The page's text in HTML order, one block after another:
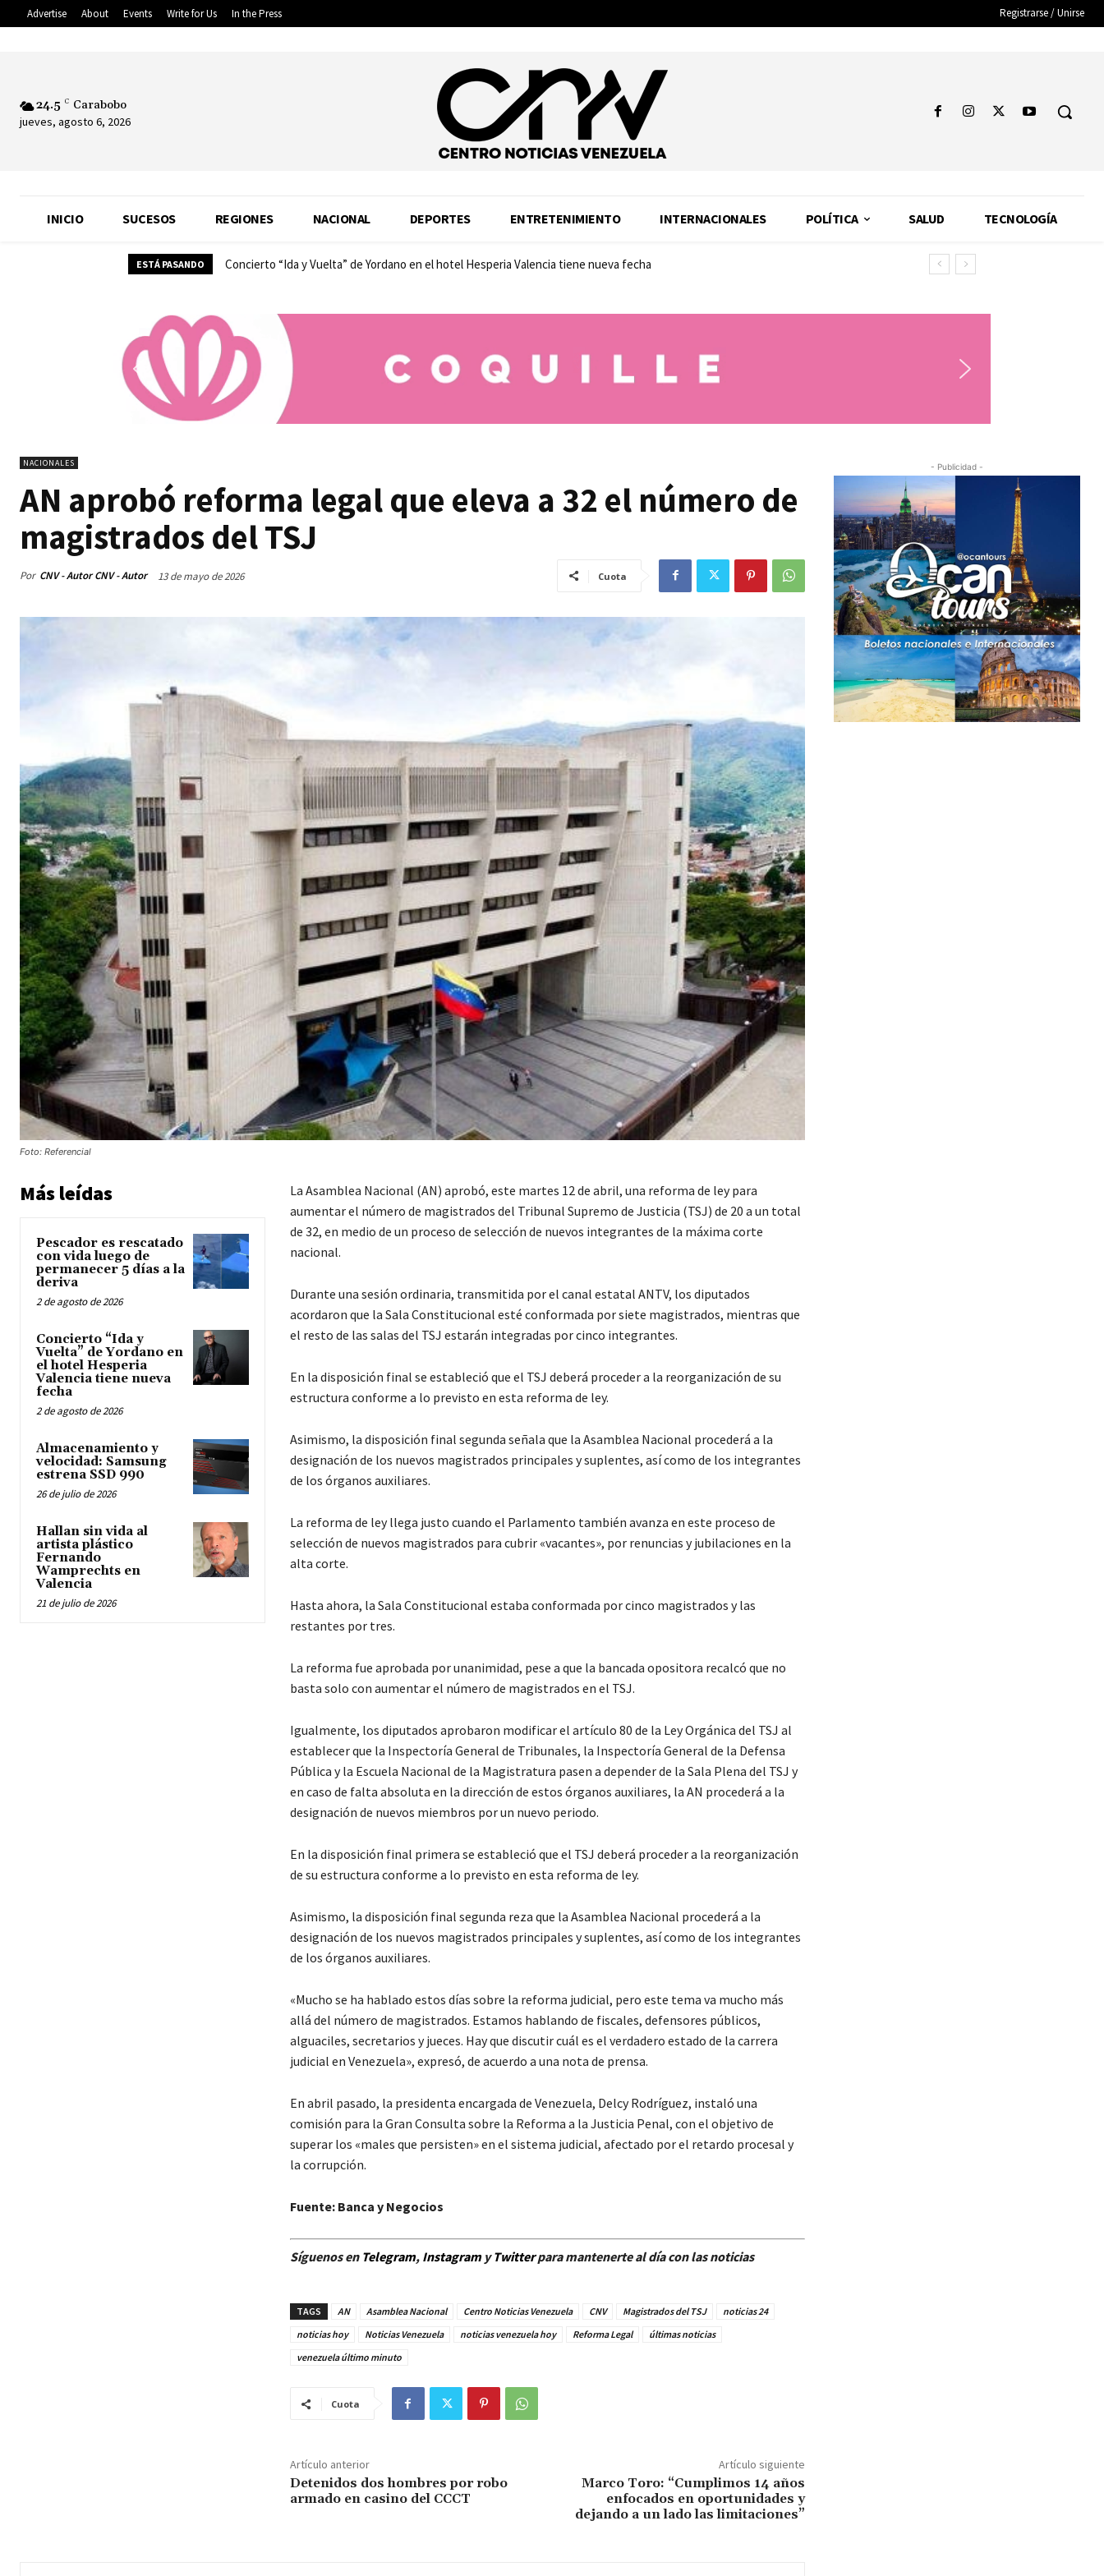
Advertise About Events Write for Us In the Press Registrarse / Unirse
24.5 C Carabobo
jueves, agosto 6, 2026
INICIO SUCESOS REGIONES NACIONAL DEPORTES ENTRETENIMIENTO INTERNACIONALES POLÍTICA SALUD TECNOLOGÍA
ESTÁ PASANDO Concierto “Ida y Vuelta” de Yordano en el hotel Hesperia Valencia tiene nueva fecha
NACIONALES
AN aprobó reforma legal que eleva a 32 el número de
magistrados del TSJ
Por CNV - Autor CNV - Autor 13 de mayo de 2026 Cuota
Foto: Referencial
Más leídas
Pescador es rescatado
con vida luego de
permanecer 5 días a la
deriva
2 de agosto de 2026
Concierto “Ida y
Vuelta” de Yordano en
el hotel Hesperia
Valencia tiene nueva
fecha
2 de agosto de 2026
Almacenamiento y
velocidad: Samsung
estrena SSD 990
26 de julio de 2026
Hallan sin vida al
artista plástico
Fernando
Wamprechts en
Valencia
21 de julio de 2026
La Asamblea Nacional (AN) aprobó, este martes 12 de abril, una reforma de ley para
aumentar el número de magistrados del Tribunal Supremo de Justicia (TSJ) de 20 a un total
de 32, en medio de un proceso de selección de nuevos integrantes de la máxima corte
nacional.
Durante una sesión ordinaria, transmitida por el canal estatal ANTV, los diputados
acordaron que la Sala Constitucional esté conformada por siete magistrados, mientras que
el resto de las salas del TSJ estarán integradas por cinco integrantes.
En la disposición final se estableció que el TSJ deberá proceder a la reorganización de su
estructura conforme a lo previsto en esta reforma de ley.
Asimismo, la disposición final segunda señala que la Asamblea Nacional procederá a la
designación de los nuevos magistrados principales y suplentes, así como de los integrantes
de los órganos auxiliares.
La reforma de ley llega justo cuando el Parlamento también avanza en este proceso de
selección de nuevos magistrados para cubrir «vacantes», por renuncias y jubilaciones en la
alta corte.
Hasta ahora, la Sala Constitucional estaba conformada por cinco magistrados y las
restantes por tres.
La reforma fue aprobada por unanimidad, pese a que la bancada opositora recalcó que no
basta solo con aumentar el número de magistrados en el TSJ.
Igualmente, los diputados aprobaron modificar el artículo 80 de la Ley Orgánica del TSJ al
establecer que la Inspectoría General de Tribunales, la Inspectoría General de la Defensa
Pública y la Escuela Nacional de la Magistratura pasen a depender de la Sala Plena del TSJ y
en caso de falta absoluta en la dirección de estos órganos auxiliares, la AN procederá a la
designación de nuevos miembros por un nuevo periodo.
En la disposición final primera se estableció que el TSJ deberá proceder a la reorganización
de su estructura conforme a lo previsto en esta reforma de ley.
Asimismo, la disposición final segunda reza que la Asamblea Nacional procederá a la
designación de los nuevos magistrados principales y suplentes, así como de los integrantes
de los órganos auxiliares.
«Mucho se ha hablado estos días sobre la reforma judicial, pero este tema va mucho más
allá del número de magistrados. Estamos hablando de fiscales, defensores públicos,
alguaciles, secretarios y jueces. Hay que discutir cuál es el verdadero estado de la carrera
judicial en Venezuela», expresó, de acuerdo a una nota de prensa.
En abril pasado, la presidenta encargada de Venezuela, Delcy Rodríguez, instaló una
comisión para la Gran Consulta sobre la Reforma a la Justicia Penal, con el objetivo de
superar los «males que persisten» en el sistema judicial, afectado por el retardo procesal y
la corrupción.
Fuente: Banca y Negocios
Síguenos en Telegram, InstagramyTwitterpara mantenerte al día con las noticias
TAGS AN Asamblea Nacional Centro Noticias Venezuela CNV Magistrados del TSJ
noticias 24
noticias hoy
Noticias Venezuela noticias venezuela hoy Reforma Legal
últimas noticias
venezuela último minuto
Cuota
Artículo anterior
Detenidos dos hombres por robo
armado en casino del CCCT
Artículo siguiente
Marco Toro: “Cumplimos 14 años
enfocados en oportunidades y
dejando a un lado las limitaciones”
- Publicidad -